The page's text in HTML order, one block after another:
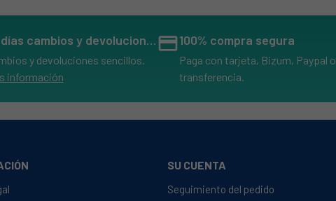
14 días cambios y devoluciones
y devoluciones sencillos.
información
credit_card100% compra segura
Paga con tarjeta, Bizum, Paypal o
transferencia.
SU CUENTA
Seguimiento del pedido